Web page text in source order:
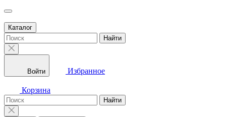
Каталог
Найти
Войти Избранное
Корзина
Найти